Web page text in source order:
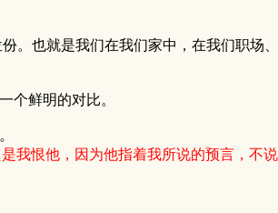
也就是我们在我们家中，在我们职场
鲜明的对比。
我恨他，因为他指着我所说的预言，不说